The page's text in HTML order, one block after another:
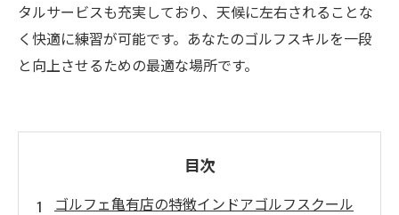
タルサービスも充実しており、天候に左右されることな
く快適に練習が可能です。あなたのゴルフスキルを一段
と向上させるための最適な場所です。
目次
ゴルフェ亀有店の特徴インドアゴルフスクール